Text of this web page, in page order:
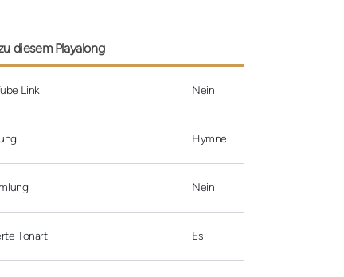
diesem Playalong
Link Nein
Hymne
Nein
Tonart Es